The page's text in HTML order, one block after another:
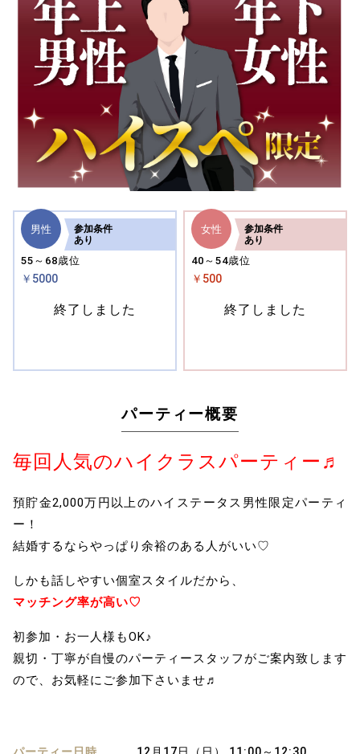
男性
55～68歳位
￥5000
参加条件
あり
終了しました
女性
40～54歳位
￥500
参加条件
あり
終了しました
パーティー概要
毎回人気のハイクラスパーティー♬
預貯金2,000万円以上のハイステータス男性限定パーティ
ー！
結婚するならやっぱり余裕のある人がいい♡
しかも話しやすい個室スタイルだから、
マッチング率が高い♡
初参加・お一人様もOK♪
親切・丁寧が自慢のパーティースタッフがご案内致します
ので、お気軽にご参加下さいませ♬